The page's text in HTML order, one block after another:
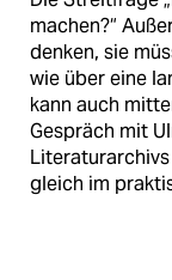
machen?“
denken, sie
wie über eine
kann auch
Gespräch mit
gleich im